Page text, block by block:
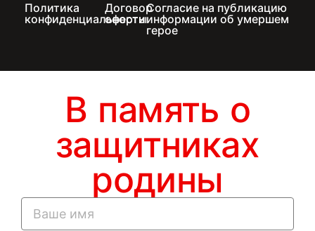
Политика
конфиденциальности
Договор
оферты
Согласие на публикацию
информации об умершем
герое
В память о
защитниках
родины